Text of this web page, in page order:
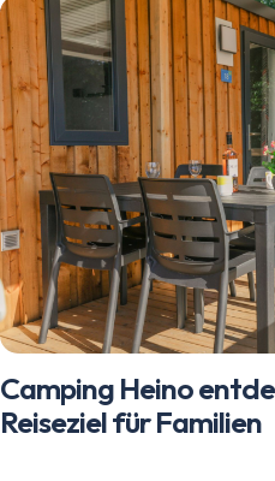
Camping Heino
Reiseziel für Familien